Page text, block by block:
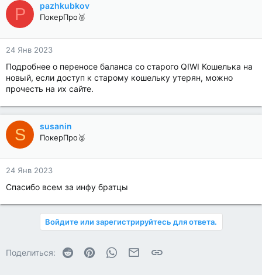
P pazhkubkov
ПокерПро🥈
24 Янв 2023
Подробнее о переносе баланса со старого QIWI Кошелька на
новый, если доступ к старому кошельку утерян, можно
прочесть на их сайте.
S susanin
ПокерПро🥈
24 Янв 2023
Спасибо всем за инфу братцы
Войдите или зарегистрируйтесь для ответа.
Поделиться: Reddit PinterestWhatsAppЭлектронная почта
Ссылка